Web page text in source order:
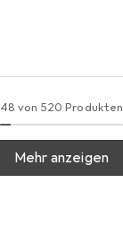
48 von 520 Produkten
Mehr anzeigen